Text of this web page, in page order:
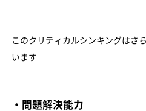
このクリティカルシンキングはさ
います
・問題解決能力